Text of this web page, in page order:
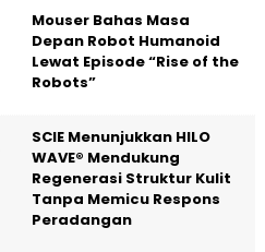
Mouser Bahas Masa
Depan Robot Humanoid
Lewat Episode “Rise of the
Robots”
SCIE Menunjukkan HILO
WAVE® Mendukung
Regenerasi Struktur Kulit
Tanpa Memicu Respons
Peradangan